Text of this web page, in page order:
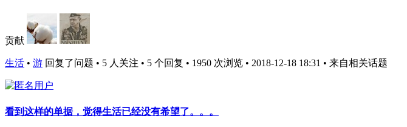
贡献
生活 • 游 回复了问题 • 5 人关注 • 5 个回复 • 1950 次浏览 • 2018-12-18 18:31 • 来自相关话题
看到这样的单据，觉得生活已经没有希望了。。。